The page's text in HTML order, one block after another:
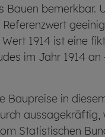
Bauen bemerkbar.
1914 ist eine
im Jahr 1914 an
Baupreise in
aussage­kräftig,
Statistischen